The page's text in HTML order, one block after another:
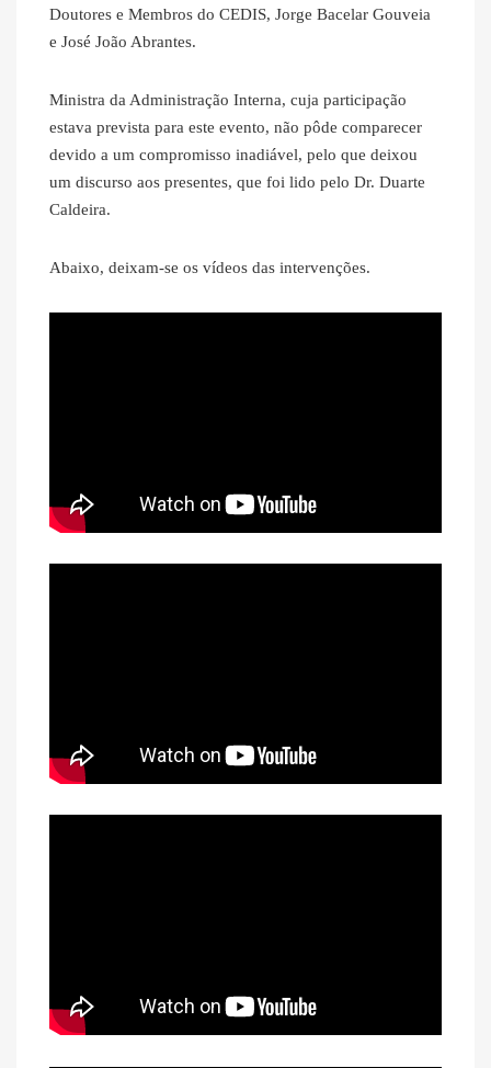
Doutores e Membros do CEDIS, Jorge Bacelar Gouveia
e José João Abrantes.
Ministra da Administração Interna, cuja participação
estava prevista para este evento, não pôde comparecer
devido a um compromisso inadiável, pelo que deixou
um discurso aos presentes, que foi lido pelo Dr. Duarte
Caldeira.
Abaixo, deixam-se os vídeos das intervenções.